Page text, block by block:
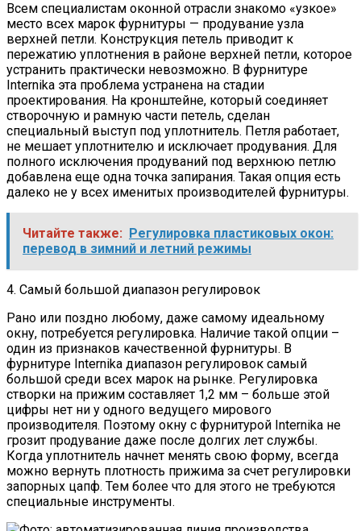
Всем специалистам оконной отрасли знакомо «узкое»
место всех марок фурнитуры — продувание узла
верхней петли. Конструкция петель приводит к
пережатию уплотнения в районе верхней петли, которое
устранить практически невозможно. В фурнитуре
Internika эта проблема устранена на стадии
проектирования. На кронштейне, который соединяет
створочную и рамную части петель, сделан
специальный выступ под уплотнитель. Петля работает,
не мешает уплотнителю и исключает продувания. Для
полного исключения продуваний под верхнюю петлю
добавлена еще одна точка запирания. Такая опция есть
далеко не у всех именитых производителей фурнитуры.
Читайте также:
Регулировка пластиковых окон:
перевод в зимний и летний режимы
4. Самый большой диапазон регулировок
Рано или поздно любому, даже самому идеальному
окну, потребуется регулировка. Наличие такой опции –
один из признаков качественной фурнитуры. В
фурнитуре Internika диапазон регулировок самый
большой среди всех марок на рынке. Регулировка
створки на прижим составляет 1,2 мм – больше этой
цифры нет ни у одного ведущего мирового
производителя. Поэтому окну с фурнитурой Internika не
грозит продувание даже после долгих лет службы.
Когда уплотнитель начнет менять свою форму, всегда
можно вернуть плотность прижима за счет регулировки
запорных цапф. Тем более что для этого не требуются
специальные инструменты.